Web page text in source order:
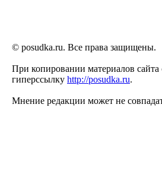
© posudka.ru. Все права защищены.
При копировании материалов сайта
гиперссылку http://posudka.ru.
Мнение редакции может не